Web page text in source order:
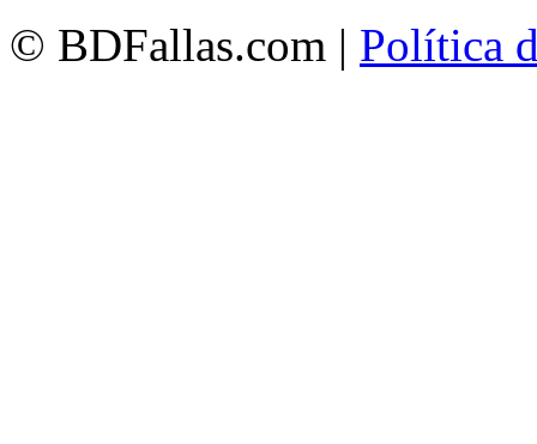
© BDFallas.com | Política